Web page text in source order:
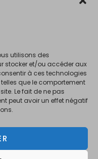
utilisons des
stocker et/ou accéder aux
à ces technologies
que le comportement
Le fait de ne pas
peut avoir un effet négatif
déconseillée aux femme
mineurs de moins de 18 ans.
avoir 18 ans révolus.